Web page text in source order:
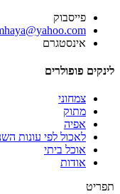
פייסבוק
אינסטגרם
לינקים פופולרים
צמחוני
מתוק
אפיה
לאכול לפי עונות
אוכל ביתי
אודות
תפריט